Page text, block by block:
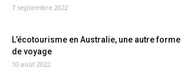
7 septembre 2022
L’écotourisme en Australie, une autre forme
de voyage
10 août 2022